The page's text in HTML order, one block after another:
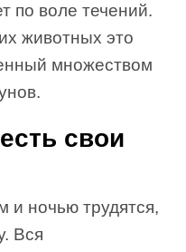
по воле течений.
животных это
множеством
свои
и ночью трудятся,
Вся